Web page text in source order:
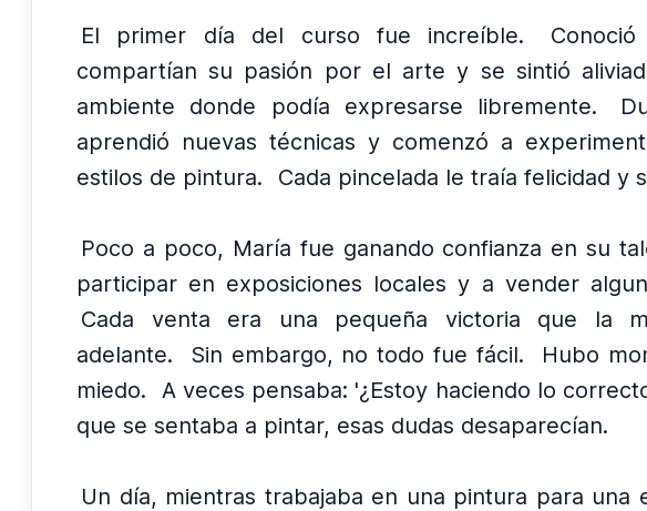
El primer día del curso fue increíble.
compartían su pasión por el arte y se sintió
ambiente donde podía expresarse libremente.
aprendió nuevas técnicas y comenzó a
estilos de pintura.
Cada pincelada le traía felicidad y
Poco a poco, María fue ganando confianza en su
participar en exposiciones locales y a vender
Cada venta era una pequeña victoria que la
adelante.
Sin embargo, no todo fue fácil.
Hubo
miedo.
A veces pensaba: '¿Estoy haciendo lo
que se sentaba a pintar, esas dudas desaparecían.
Un día, mientras trabajaba en una pintura para una